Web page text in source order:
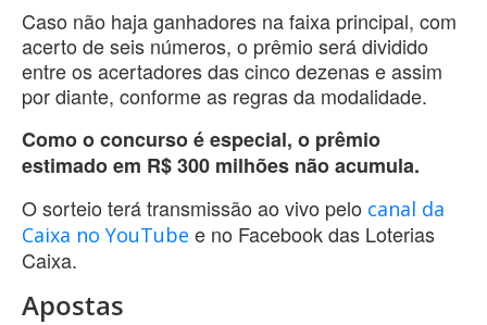
Caso não haja ganhadores na faixa principal, com
acerto de seis números, o prêmio será dividido
entre os acertadores das cinco dezenas e assim
por diante, conforme as regras da modalidade.
Como o concurso é especial, o prêmio
estimado em R$ 300 milhões não acumula.
O sorteio terá transmissão ao vivo pelo canal da
Caixa no YouTube e no Facebook das Loterias
Caixa.
Apostas